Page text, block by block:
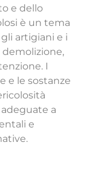
e dello
è un tema
artigiani e i
I
e le sostanze
a
e